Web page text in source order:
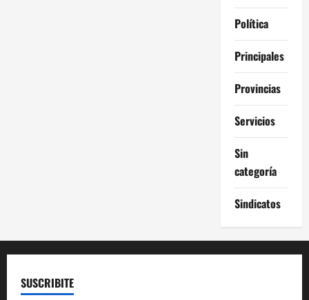
Política
Principales
Provincias
Servicios
Sin
categoría
Sindicatos
SUSCRIBITE